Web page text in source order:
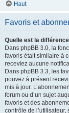
Haut
Favoris et
Quelle est la
Dans phpBB 3.0, la
favoris était similaire à
receviez aucune
Dans phpBB 3.3, les
pouvez à présent
mis à jour.
forum ou d’un sujet
favoris et des
contrôle de